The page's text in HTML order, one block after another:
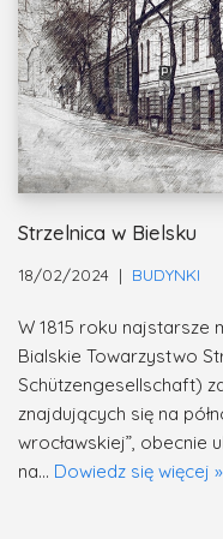
Strzelnica w Bielsku
18/02/2024 BUDYNKI
W 1815 roku najstarsze
Bialskie Towarzystwo
Schützengesellschaft)
znajdujących się na
wrocławskiej”, obecnie
na… Dowiedz się więcej »